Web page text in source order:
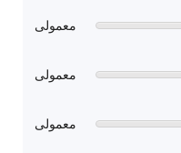
معمولی
معمولی
معمولی